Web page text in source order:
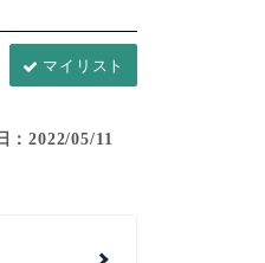
マイリスト
：2022/05/11